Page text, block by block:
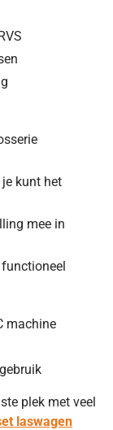
kunt het
mee in
machine
plek met veel
laswagen